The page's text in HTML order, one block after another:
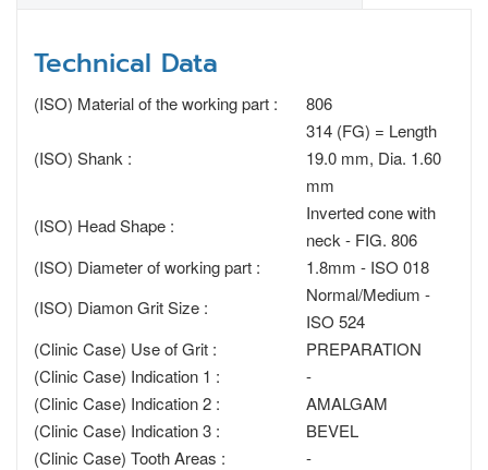
Technical Data
(ISO) Material of the working part : 806
(ISO) Shank :
314 (FG) = Length
19.0 mm, Dia. 1.60
mm
(ISO) Head Shape :
Inverted cone with
neck - FIG. 806
(ISO) Diameter of working part :
1.8mm - ISO 018
(ISO) Diamon Grit Size :
Normal/Medium -
ISO 524
(Clinic Case) Use of Grit :
PREPARATION
(Clinic Case) Indication 1 :
-
(Clinic Case) Indication 2 :
AMALGAM
(Clinic Case) Indication 3 :
BEVEL
(Clinic Case) Tooth Areas :
-